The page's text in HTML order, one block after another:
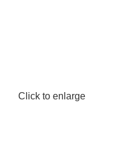
Click to enlarge